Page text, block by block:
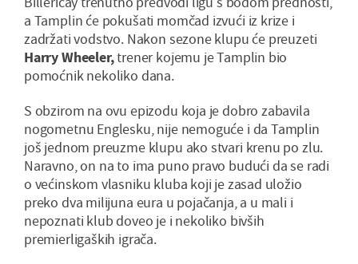
a Tamplin će pokušati momčad izvući iz krize i
zadržati vodstvo. Nakon sezone klupu će preuzeti
Harry Wheeler,trener kojemu je Tamplin bio
pomoćnik nekoliko dana.
S obzirom na ovu epizodu koja je dobro zabavila
nogometnu Englesku, nije nemoguće i da Tamplin
još jednom preuzme klupu ako stvari krenu po zlu.
Naravno, on na to ima puno pravo budući da se radi
o većinskom vlasniku kluba koji je zasad uložio
preko dva milijuna eura u pojačanja, a u mali i
nepoznati klub doveo je i nekoliko bivših
premierligaških igrača.